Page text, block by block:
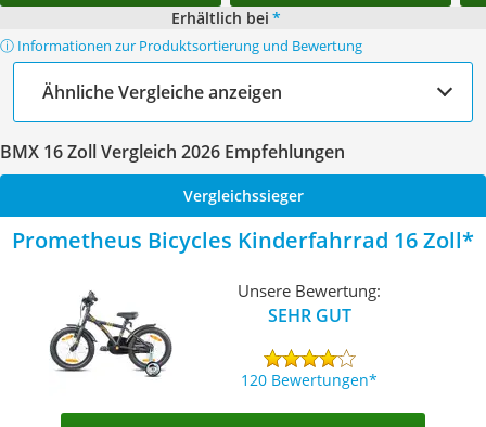
Erhältlich bei *
ⓘ Informationen zur Produktsortierung und Bewertung
Ähnliche Vergleiche anzeigen
BMX 16 Zoll Vergleich 2026 Empfehlungen
Vergleichssieger
Prometheus Bicycles Kinderfahrrad 16 Zoll
Unsere Bewertung:
SEHR GUT
120 Bewertungen